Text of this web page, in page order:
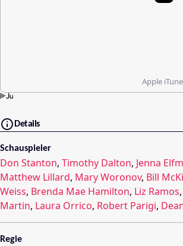
Apple
Details
Schauspieler
Don Stanton, Timothy Dalton, Jenna
Matthew Lillard, Mary Woronov, Bill
Weiss, Brenda Mae Hamilton, Liz Ramos,
Martin, Laura Orrico, Robert Parigi,
Regie